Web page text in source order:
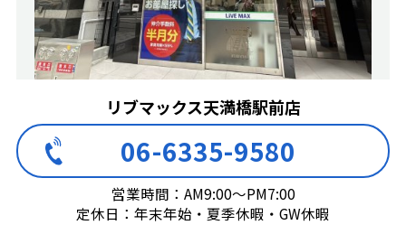
リブマックス天満橋駅前店
06-6335-9580
営業時間：AM9:00～PM7:00
定休日：年末年始・夏季休暇・GW休暇